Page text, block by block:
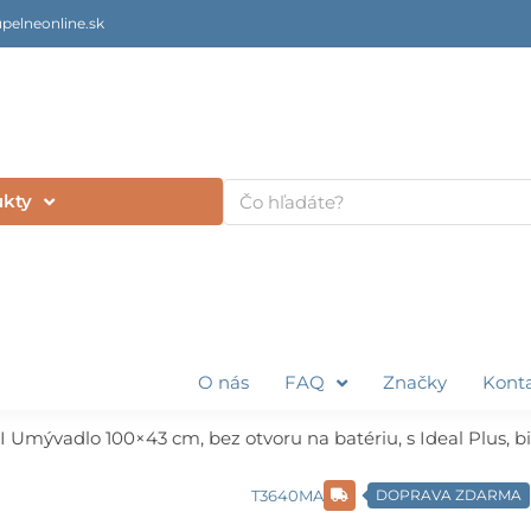
Vyhľadať
O nás FAQ Značky
Umývadlo 100×43 cm, bez otvoru na batériu, s Ideal Plus,
T3640MA DOPRAVA ZDARMA